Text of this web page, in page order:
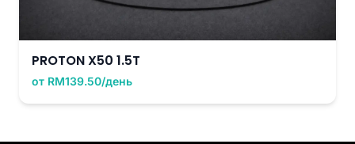
PROTON X50 1.5T
от RM139.50/день